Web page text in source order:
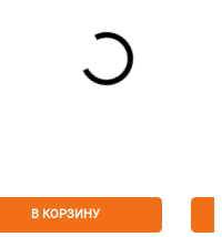
В КОРЗИНУ